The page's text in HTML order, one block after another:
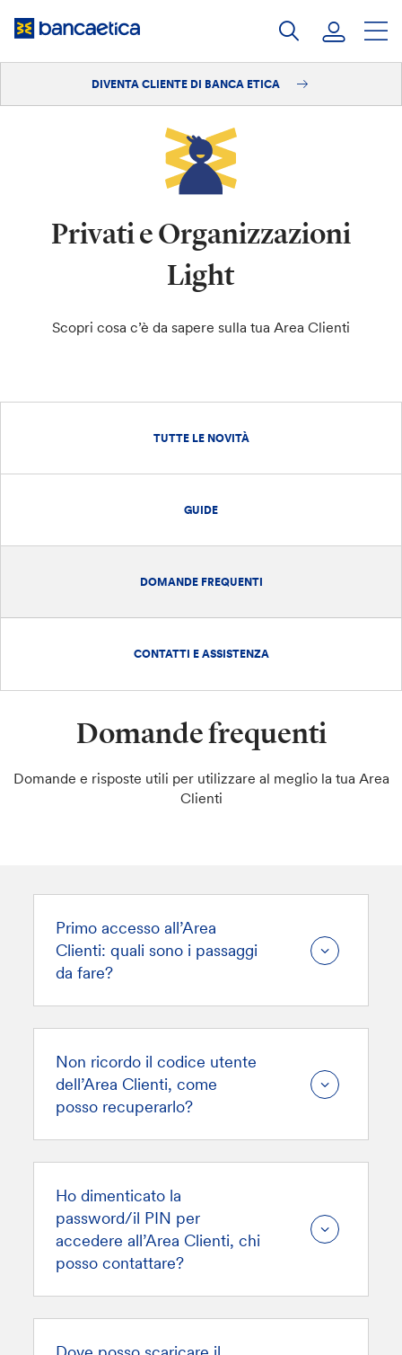
DIVENTA CLIENTE DI BANCA ETICA
Privati e Organizzazioni
Light
Scopri cosa c’è da sapere sulla tua Area Clienti
TUTTE LE NOVITÀ
GUIDE
DOMANDE FREQUENTI
CONTATTI E ASSISTENZA
Domande frequenti
Domande e risposte utili per utilizzare al meglio la tua Area
Clienti
Primo accesso all’Area
Clienti: quali sono i passaggi
da fare?
Non ricordo il codice utente
dell’Area Clienti, come
posso recuperarlo?
Ho dimenticato la
password/il PIN per
accedere all’Area Clienti, chi
posso contattare?